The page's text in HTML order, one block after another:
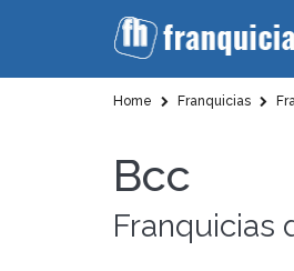
Home Franquicias
Bcc
Franquicias